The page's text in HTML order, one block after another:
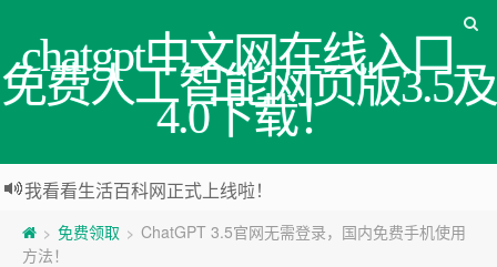
chatgpt中文网在线入口_
免费人工智能网页版3.5及
4.0下载！
我看看生活百科网正式上线啦！
> 免费领取 > ChatGPT 3.5官网无需登录，国内免费手机使用
方法！